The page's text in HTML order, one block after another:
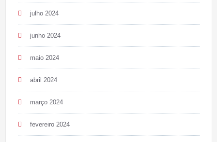
julho 2024
junho 2024
maio 2024
abril 2024
março 2024
fevereiro 2024